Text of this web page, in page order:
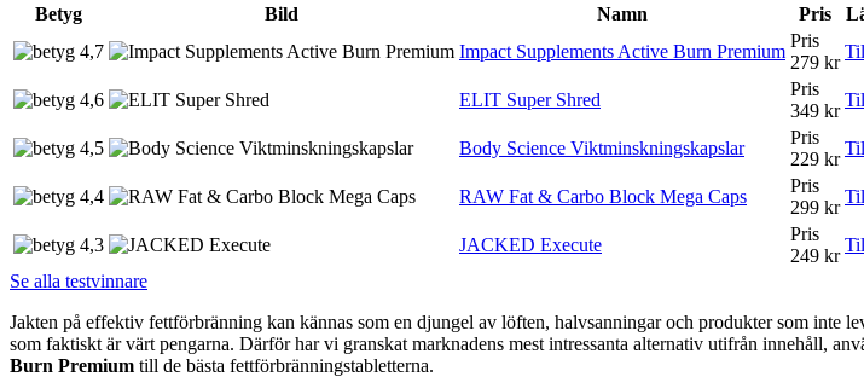
Betyg
Bild Namn Pris
4,7
Impact Supplements Active Burn Premium
Pris
279 kr
4,6 ELIT Super Shred
Pris
349 kr
4,5 Body Science Viktminskningskapslar
Pris
229 kr
4,4 RAW Fat & Carbo Block Mega Caps
Pris
299 kr
4,3 JACKED Execute
Pris
249 kr
Se alla testvinnare
Jakten på effektiv fettförbränning kan kännas som en djungel av löften, halvsanningar och produkter som inte
som faktiskt är värt pengarna. Därför har vi granskat marknadens mest intressanta alternativ utifrån innehåll,
Burn Premium till de bästa fettförbränningstabletterna.